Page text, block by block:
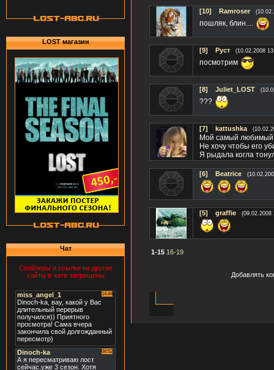
LOST магазин
Чат
Спойлеры и ссылки на другие
сайты в чате запрещены
[10] Ramroser
пошляк, блин....
[9] Руст (10.02.2008
посмотрим
[8] Juliet_LOST
???
[7] kattushka
Мой самый любимый
Не хочу чтобы его
Я рыдала когла
[6] Beatrice
[5] graffie (09.02.2008
1-15 16-19
Добавлять